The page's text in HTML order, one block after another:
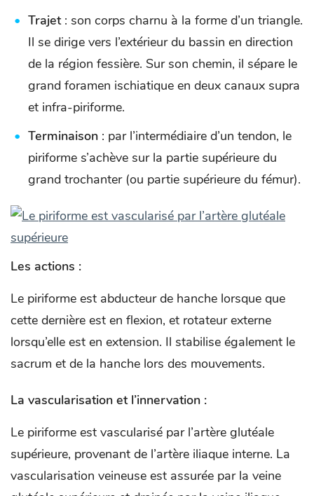
Trajet: son corps charnu à la forme d’un triangle.
Il se dirige vers l’extérieur du bassin en direction
de la région fessière. Sur son chemin, il sépare le
grand foramen ischiatique en deux canaux supra
et infra-piriforme.
Terminaison : par l’intermédiaire d’un tendon, le
piriforme s’achève sur la partie supérieure du
grand trochanter (ou partie supérieure du fémur).
Les actions :
Le piriforme est abducteur de hanche lorsque que
cette dernière est en flexion, et rotateur externe
lorsqu’elle est en extension. Il stabilise également le
sacrum et de la hanche lors des mouvements.
La vascularisation et l’innervation :
Le piriforme est vascularisé par l’artère glutéale
supérieure, provenant de l’artère iliaque interne. La
vascularisation veineuse est assurée par la veine